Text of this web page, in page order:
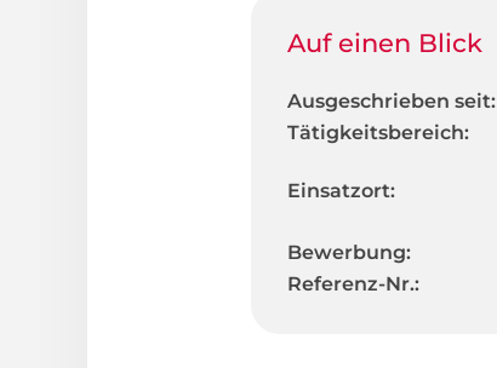
Auf einen Blick
Ausgeschrieben seit:
Tätigkeitsbereich:
Einsatzort:
Bewerbung:
Referenz-Nr.: